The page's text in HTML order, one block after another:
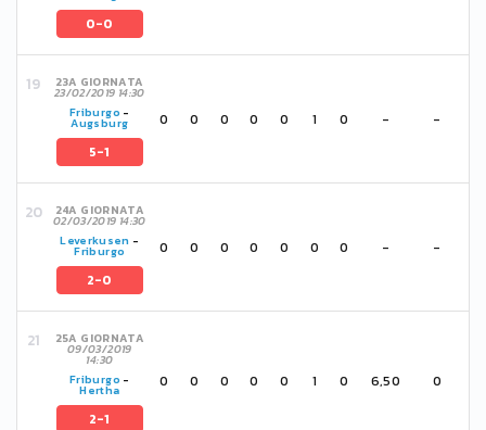
0-0
23A GIORNATA
23/02/2019 14:30
Friburgo -
Augsburg
5-1
0 0 0 0 0 1 0 - -
24A GIORNATA
02/03/2019 14:30
Leverkusen -
Friburgo
2-0
0 0 0 0 0 0 0 - -
25A GIORNATA
09/03/2019
14:30
Friburgo -
Hertha
2-1
0 0 0 0 0 1 0 6,50 0